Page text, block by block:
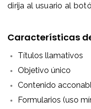
dirija al usuario al
Características
Títulos llamativos
Objetivo único
Contenido
Formularios (uso